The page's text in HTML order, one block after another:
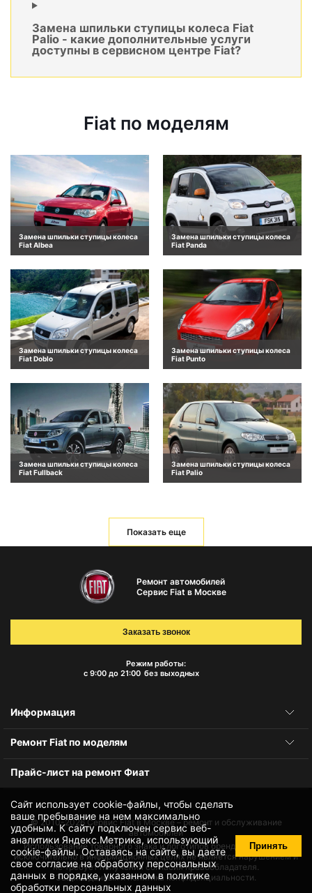
Замена шпильки ступицы колеса Fiat
Palio - какие дополнительные услуги
доступны в сервисном центре Fiat?
Fiat по моделям
Замена шпильки ступицы колеса
Fiat Albea
Замена шпильки ступицы колеса
Fiat Panda
Замена шпильки ступицы колеса
Fiat Doblo
Замена шпильки ступицы колеса
Fiat Punto
Замена шпильки ступицы колеса
Fiat Fullback
Замена шпильки ступицы колеса
Fiat Palio
Показать еще
Сайт использует cookie-файлы, чтобы сделать
ваше пребывание на нем максимально
удобным. К cайту подключен сервис веб-
аналитики Яндекс.Метрика, использующий
cookie-файлы. Оставаясь на сайте, вы даете
своесогласие на обработку персональных
данных в порядке, указанном в политике
обработки персональных данных
Принять
Ремонт автомобилей
Сервис Fiat в Москве
Режим работы:
с 9:00 до 21:00 без выходных
Заказать звонок
Информация
Ремонт Fiat по моделям
Прайс-лист на ремонт Фиат
© 2010-2026Сервис Fiat в Москве – ремонт и обслуживание
автомобилей
Использование товарного знака и логотипов бренда происходит
исключительно в информационных целях не является нарушением и
не требует получения согласия правообладателя.
Защита данных и политика конфиденциальности.